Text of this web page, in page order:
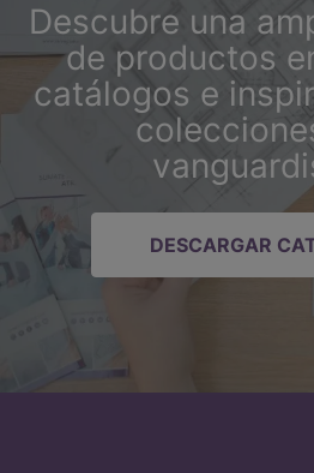
Descubre una
de productos
catálogos e
DESCARGAR